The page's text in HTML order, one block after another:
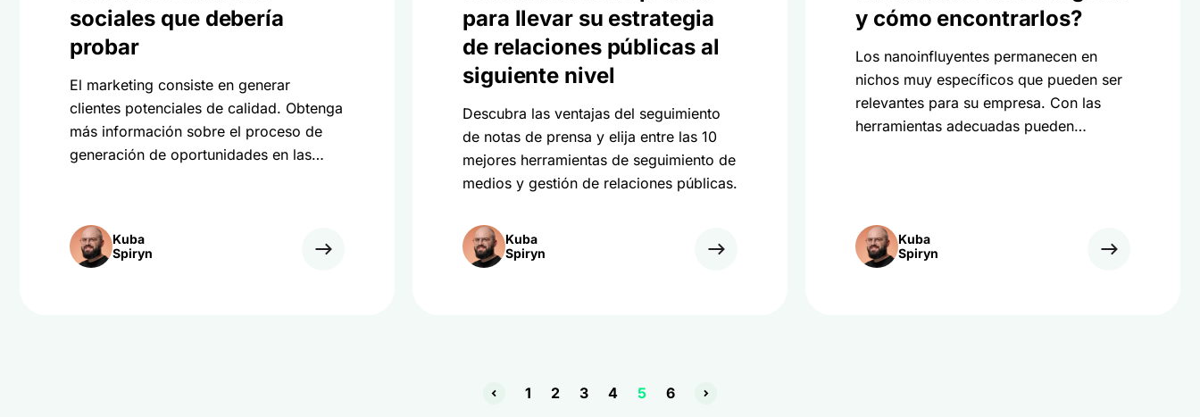
sociales que debería
probar
El marketing consiste en generar
clientes potenciales de calidad. Obtenga
más información sobre el proceso de
generación de oportunidades en las
Kuba
Spiryn
para llevar su estrategia
de relaciones públicas al
siguiente nivel
Descubra las ventajas del seguimiento
de notas de prensa y elija entre las 10
mejores herramientas de seguimiento de
medios y gestión de relaciones públicas.
Kuba
Spiryn
y cómo encontrarlos?
Los nanoinfluyentes permanecen en
nichos muy específicos que pueden ser
relevantes para su empresa. Con las
herramientas adecuadas pueden
Kuba
Spiryn
1 2 3 4 5 6